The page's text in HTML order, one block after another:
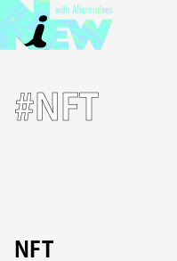
#NFT
NFT